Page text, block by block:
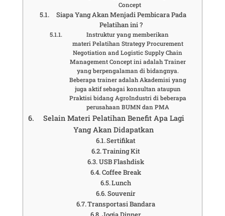
Concept
Siapa Yang Akan Menjadi Pembicara Pada
Pelatihan ini ?
Instruktur yang memberikan
materi Pelatihan Strategy Procurement
Negotiation and Logistic Supply Chain
Management Concept ini adalah Trainer
yang berpengalaman di bidangnya.
Beberapa trainer adalah Akademisi yang
juga aktif sebagai konsultan ataupun
Praktisi bidang AgroIndustri di beberapa
perusahaan BUMN dan PMA
Selain Materi Pelatihan Benefit Apa Lagi
Yang Akan Didapatkan
Sertifikat
Training Kit
USB Flashdisk
Coffee Break
Lunch
Souvenir
Transportasi Bandara